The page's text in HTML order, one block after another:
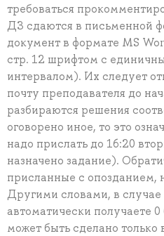
требоваться
ДЗ сдаются в письменной
документ в формате MS
стр. 12 шрифтом с
интервалом). Их следует
почту преподавателя до
разбираются решения
оговорено иное, то это
надо прислать до 16:20
назначено задание).
присланные с опозданием,
Другими словами, в
автоматически получаете
может быть сделано только